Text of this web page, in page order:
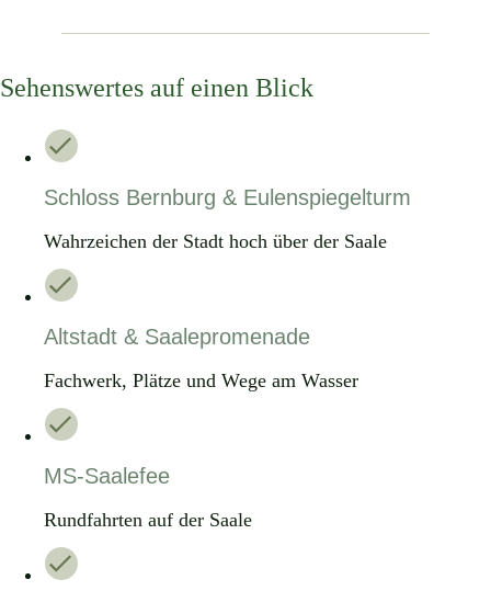
Sehenswertes auf einen Blick
Schloss Bernburg & Eulenspiegelturm
Wahrzeichen der Stadt hoch über der Saale
Altstadt & Saalepromenade
Fachwerk, Plätze und Wege am Wasser
MS-Saalefee
Rundfahrten auf der Saale